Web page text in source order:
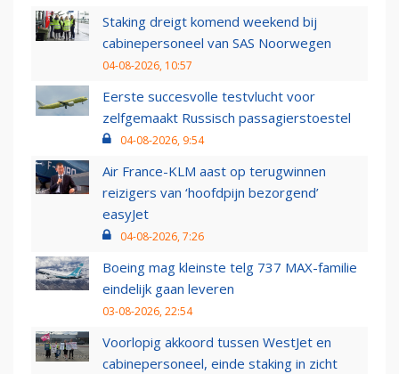
Staking dreigt komend weekend bij
cabinepersoneel van SAS Noorwegen
04-08-2026, 10:57
Eerste succesvolle testvlucht voor
zelfgemaakt Russisch passagierstoestel
04-08-2026, 9:54
Air France-KLM aast op terugwinnen
reizigers van ‘hoofdpijn bezorgend’
easyJet
04-08-2026, 7:26
Boeing mag kleinste telg 737 MAX-familie
eindelijk gaan leveren
03-08-2026, 22:54
Voorlopig akkoord tussen WestJet en
cabinepersoneel, einde staking in zicht